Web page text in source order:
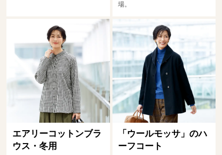
場。
エアリーコットンブラ
ウス・冬用
「ウールモッサ」のハ
ーフコート